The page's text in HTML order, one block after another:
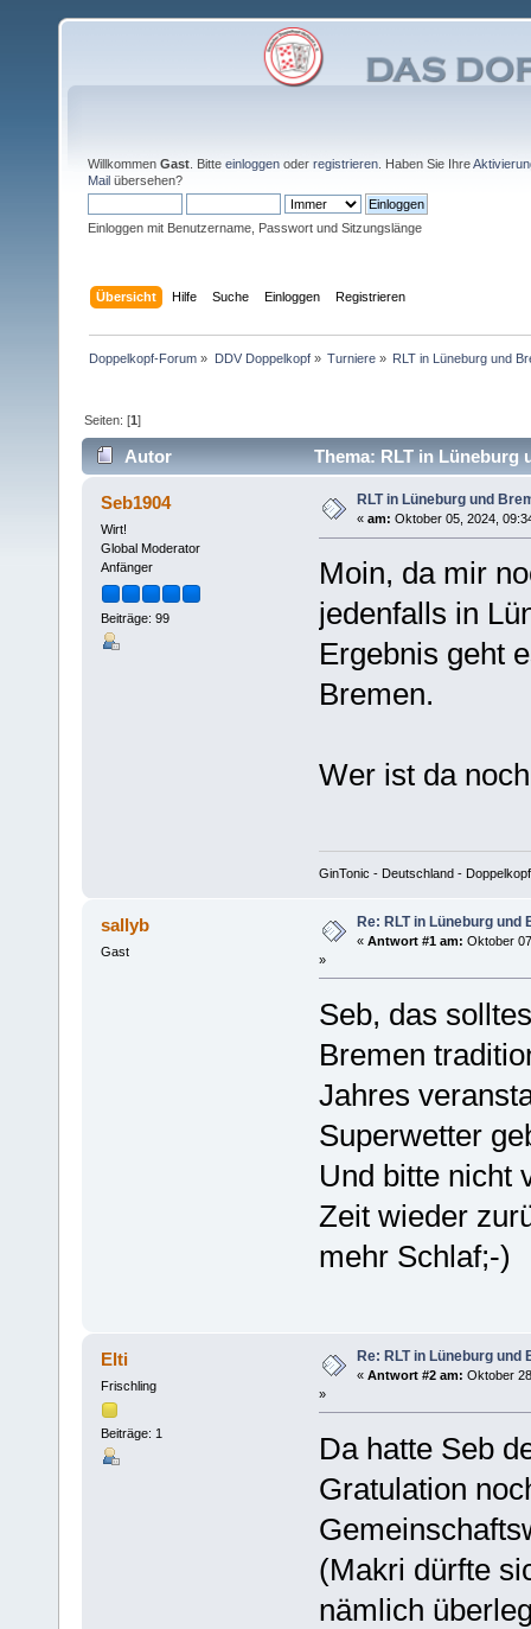
Willkommen Gast . Bitte einloggen oder registrieren . Haben Sie Ihre
Mail übersehen?
Einloggen mit Benutzername, Passwort und Sitzungslänge
Übersicht Hilfe Suche Einloggen Registrieren
Doppelkopf-Forum » DDV Doppelkopf» Turniere» RLT in Lüneburg und
Seiten: [1]
Autor Thema: RLT in Lüneburg
Seb1904
Wirt!
Global Moderator
Anfänger
Beiträge: 99
RLT in Lüneburg und
« am: Oktober 05, 2024,
Moin, da mir
jedenfalls in
Ergebnis geht
Bremen.
Wer ist da
GinTonic - Deutschland - Doppelkopf
sallyb
Gast
Re: RLT in Lüneburg und
« Antwort #1 am: Oktober
»
Seb, das
Bremen
Jahres
Superwetter
Und bitte nicht
Zeit wieder
mehr Schlaf;-)
Elti
Frischling
Beiträge: 1
Re: RLT in Lüneburg und
« Antwort #2 am: Oktober
»
Da hatte Seb
Gratulation
(Makri dürfte
nämlich